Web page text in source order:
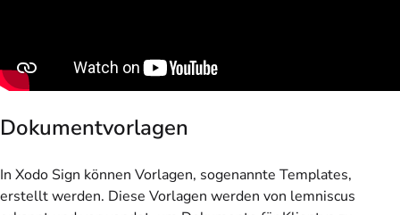
Dokumentvorlagen
In Xodo Sign können Vorlagen, sogenannte Templates,
erstellt werden. Diese Vorlagen werden von lemniscus